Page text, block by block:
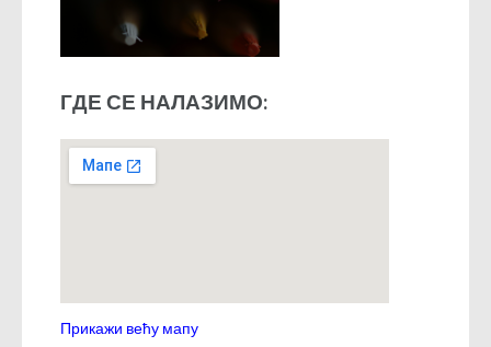
ГДЕ СЕ НАЛАЗИМО:
Прикажи већу мапу